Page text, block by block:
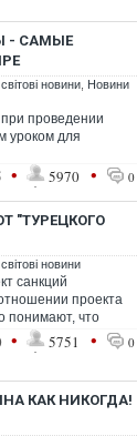
- САМЫЕ
новини Новини
проведении
уроком для
• 5970 • 0
"ТУРЕЦКОГО
новини
санкций
проекта
понимают, что
• 5751 • 0
КАК НИКОГДА!